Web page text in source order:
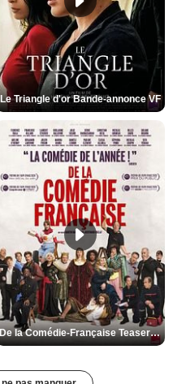
Le Triangle d'or Bande-annonce VF
De la Comédie-Française Teaser VF